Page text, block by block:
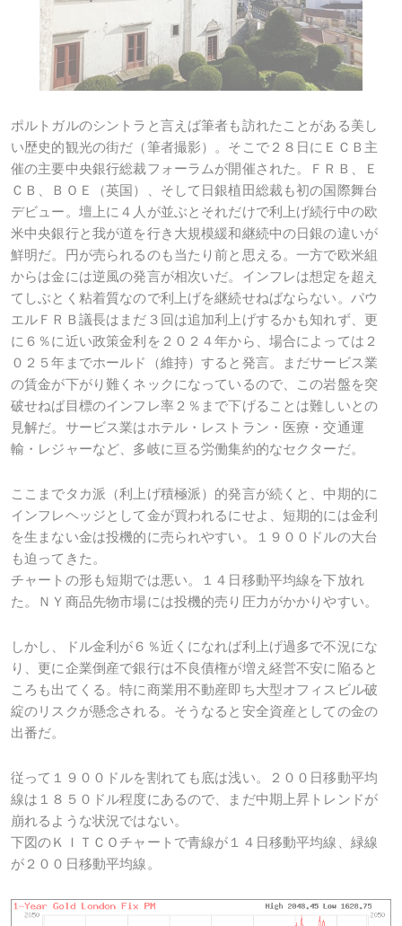
ポルトガルのシントラと言えば筆者も訪れたことがある美し
い歴史的観光の街だ（筆者撮影）。そこで２８日にＥＣＢ主
催の主要中央銀行総裁フォーラムが開催された。ＦＲＢ、Ｅ
ＣＢ、ＢＯＥ（英国）、そして日銀植田総裁も初の国際舞台
デビュー。壇上に４人が並ぶとそれだけで利上げ続行中の欧
米中央銀行と我が道を行き大規模緩和継続中の日銀の違いが
鮮明だ。円が売られるのも当たり前と思える。一方で欧米組
からは金には逆風の発言が相次いだ。インフレは想定を超え
てしぶとく粘着質なので利上げを継続せねばならない。パウ
エルＦＲＢ議長はまだ３回は追加利上げするかも知れず、更
に６％に近い政策金利を２０２４年から、場合によっては２
０２５年までホールド（維持）すると発言。まだサービス業
の賃金が下がり難くネックになっているので、この岩盤を突
破せねば目標のインフレ率２％まで下げることは難しいとの
見解だ。サービス業はホテル・レストラン・医療・交通運
輸・レジャーなど、多岐に亘る労働集約的なセクターだ。
ここまでタカ派（利上げ積極派）的発言が続くと、中期的に
インフレヘッジとして金が買われるにせよ、短期的には金利
を生まない金は投機的に売られやすい。１９００ドルの大台
も迫ってきた。
チャートの形も短期では悪い。１４日移動平均線を下放れ
た。ＮＹ商品先物市場には投機的売り圧力がかかりやすい。
しかし、ドル金利が６％近くになれば利上げ過多で不況にな
り、更に企業倒産で銀行は不良債権が増え経営不安に陥ると
ころも出てくる。特に商業用不動産即ち大型オフィスビル破
綻のリスクが懸念される。そうなると安全資産としての金の
出番だ。
従って１９００ドルを割れても底は浅い。２００日移動平均
線は１８５０ドル程度にあるので、まだ中期上昇トレンドが
崩れるような状況ではない。
下図のＫＩＴＣＯチャートで青線が１４日移動平均線、緑線
が２００日移動平均線。